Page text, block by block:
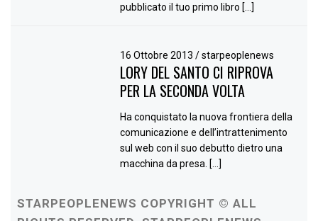
pubblicato il tuo primo libro […]
16 Ottobre 2013/ starpeoplenews
LORY DEL SANTO CI RIPROVA
PER LA SECONDA VOLTA
Ha conquistato la nuova frontiera della
comunicazione e dell’intrattenimento
sul web con il suo debutto dietro una
macchina da presa. […]
STARPEOPLENEWS COPYRIGHT © ALL